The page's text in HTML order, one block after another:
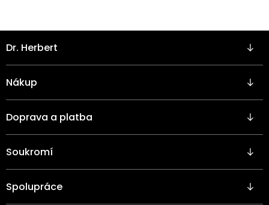
á
p
a
Dr. Herbert
Nákup
Doprava a platba
Soukromí
Spolupráce